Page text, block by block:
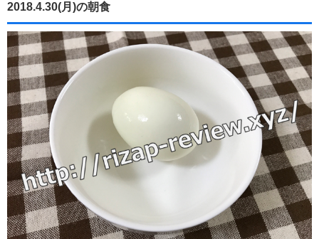
2018.4.30(月)の朝食